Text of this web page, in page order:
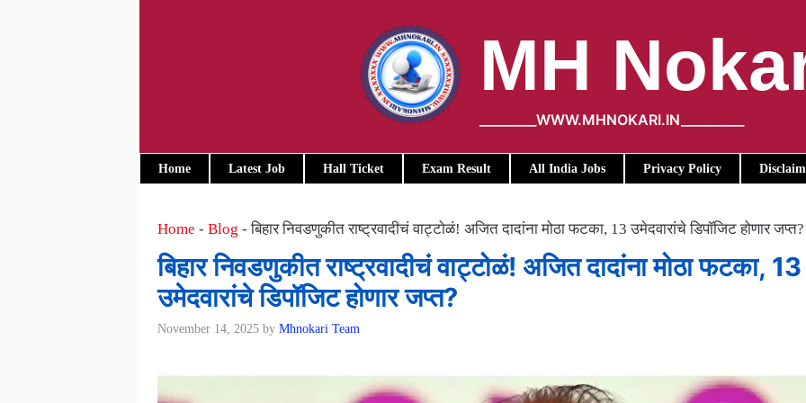
MH
_________WWW.MHNOKARI.IN__________
Home Latest Job Hall Ticket Exam Result All India Jobs Privacy Policy
Home - Blog -बिहार निवडणुकीत राष्ट्रवादीचं वाट्टोळं! अजित दादांना मोठा फटका, 13 उमेदवारांचे डिपॉजिट होणार जप्त?
बिहार निवडणुकीत राष्ट्रवादीचं वाट्टोळं! अजित दादांना मोठा फटका, 13
उमेदवारांचे डिपॉजिट होणार जप्त?
November 14, 2025 by Mhnokari Team